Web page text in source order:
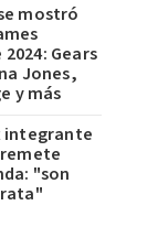
mostró
Gears
Jones,
y más
integrante
"son